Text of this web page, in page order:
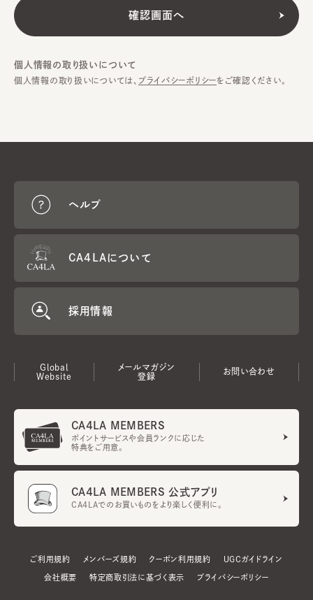
個人情報の取り扱いについて
個人情報の取り扱いについては、 プライバシーポリシーをご確認ください。
ヘルプ
CA4LAについて
採用情報
Global
Website
メールマガジン
登録
お問い合わせ
CA4LA MEMBERS
ポイントサービスや会員ランクに応じた
特典をご用意。
CA4LA MEMBERS 公式アプリ
CA4LAでのお買いものをより楽しく便利に。
ご利用規約 メンバーズ規約 クーポン利用規約 UGCガイドライン
会社概要 特定商取引法に基づく表示 プライバシーポリシー